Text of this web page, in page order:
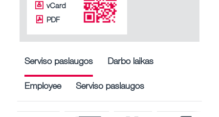
vCard
PDF
Serviso paslaugos Darbo laikas
Employee Serviso paslaugos